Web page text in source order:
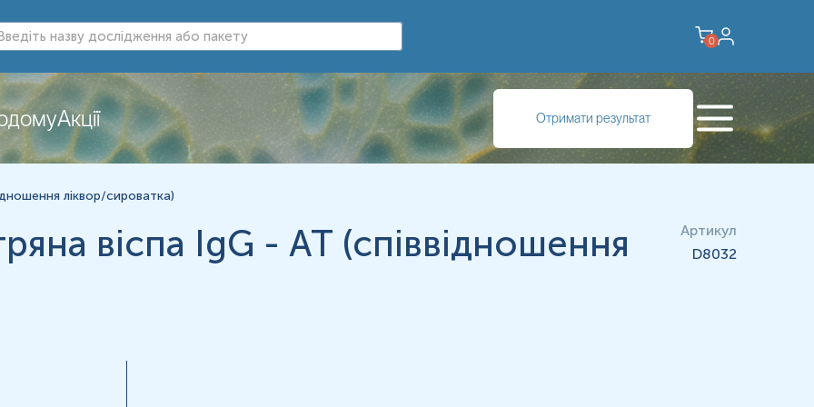
0
Акції Отримати результат
можуть змінюватися у відповідності до зміни тест-систем.
ліквор/сироватка)
віспа IgG - АТ (співвідношення
Артикул
D8032